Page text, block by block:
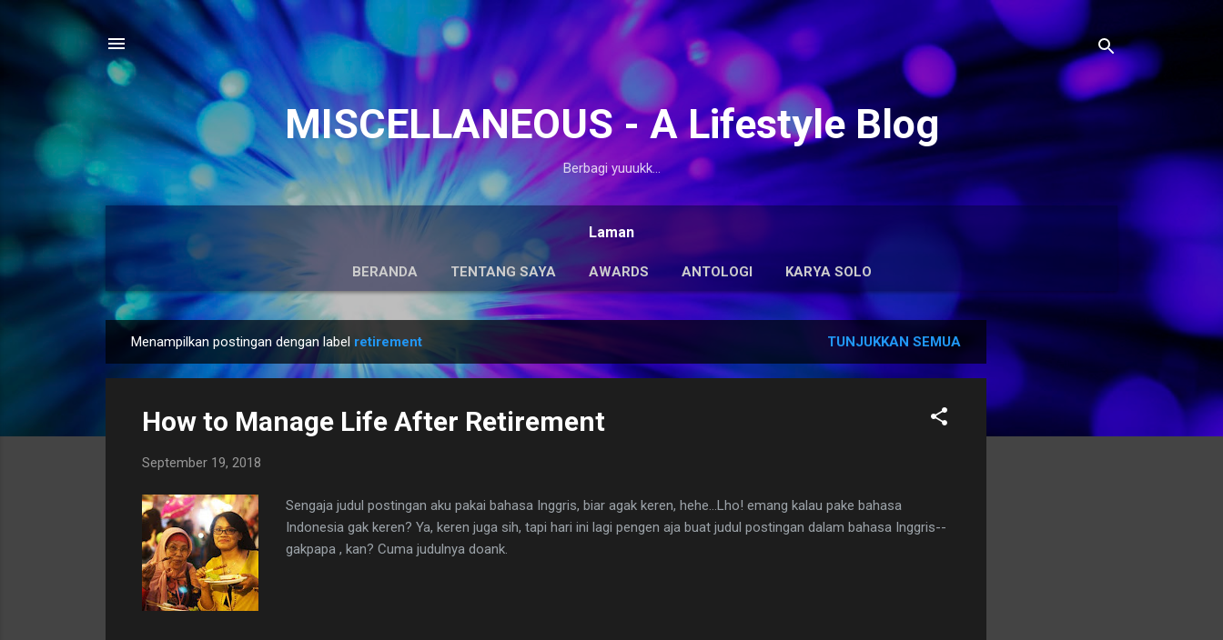
Langsung ke konten utama
MISCELLANEOUS - A Lifestyle Blog
Berbagi yuuukk...
Laman
BERANDA TENTANG SAYA AWARDS ANTOLOGI KARYA SOLO
o
Menampilkan postingan dengan label retirement TUNJUKKAN SEMUA
How to Manage Life After Retirement
September 19, 2018
Sengaja judul postingan aku pakai bahasa Inggris, biar agak keren, hehe...Lho! emang kalau pake bahasa
Indonesia gak keren? Ya, keren juga sih, tapi hari ini lagi pengen aja buat judul postingan dalam bahasa Inggris--
gakpapa , kan? Cuma judulnya doank.